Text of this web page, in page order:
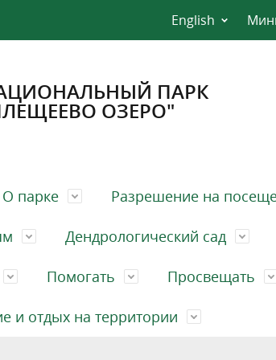
English
ПАРК
ОЗЕРО"
О парке Разрешение на
Дендрологический сад
Помогать Просвещать
и отдых на территории